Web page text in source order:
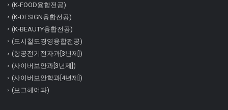
(K-FOOD융합전공)
(K-DESIGN융합전공)
(K-BEAUTY융합전공)
(도시철도경영융합전공)
(항공전기전자과[3년제])
(사이버보안과[3년제])
(사이버보안학과[4년제])
(보그헤어과)